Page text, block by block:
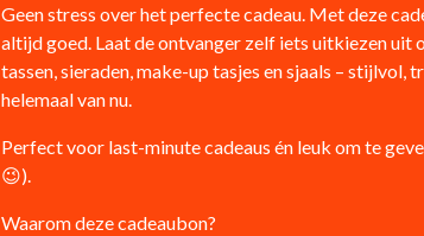
Geen stress over het perfecte cadeau. Met deze
altijd goed. Laat de ontvanger zelf iets uitkiezen uit
tassen, sieraden, make-up tasjes en sjaals – stijlvol,
helemaal van nu.
Perfect voor last-minute cadeaus én leuk om te
😉).
Waarom deze cadeaubon?